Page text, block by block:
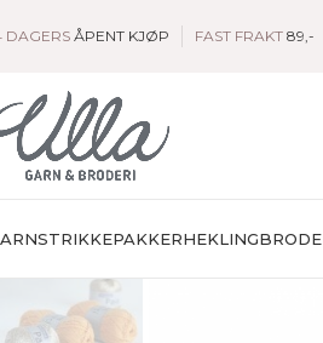
DAGERS ÅPENT KJØP FAST FRAKT 89,-
STRIKKEPAKKERHEKLING